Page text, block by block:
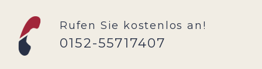
Rufen Sie kostenlos an!
0152-55717407